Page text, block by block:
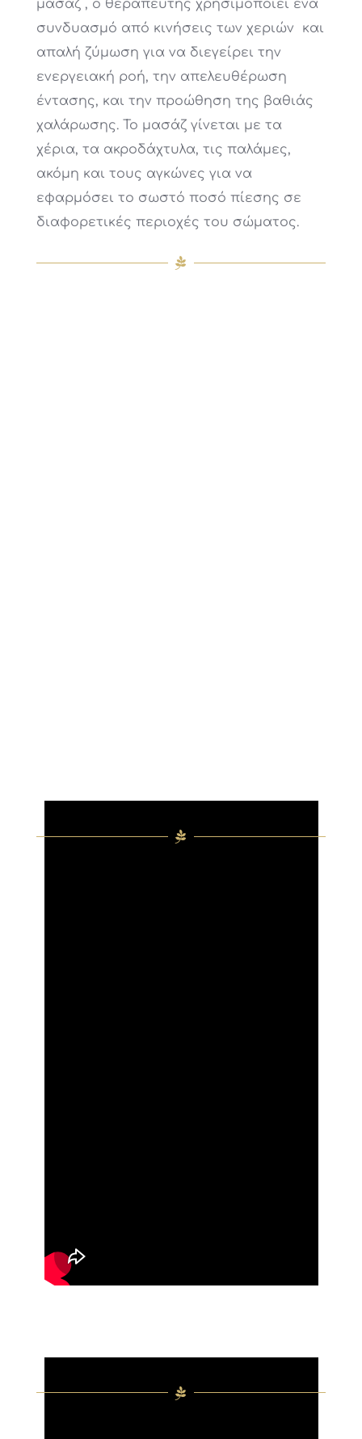
μασάζ , ο θεραπευτής χρησιμοποιεί ένα
συνδυασμό από κινήσεις των χεριών και
απαλή ζύμωση για να διεγείρει την
ενεργειακή ροή, την απελευθέρωση
έντασης, και την προώθηση της βαθιάς
χαλάρωσης. Το μασάζ γίνεται με τα
χέρια, τα ακροδάχτυλα, τις παλάμες,
ακόμη και τους αγκώνες για να
εφαρμόσει το σωστό ποσό πίεσης σε
διαφορετικές περιοχές του σώματος.